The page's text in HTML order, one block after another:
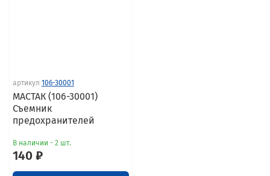
артикул 106-30001
МАСТАК (106-30001)
Съемник
предохранителей
В наличии - 2 шт.
140 ₽